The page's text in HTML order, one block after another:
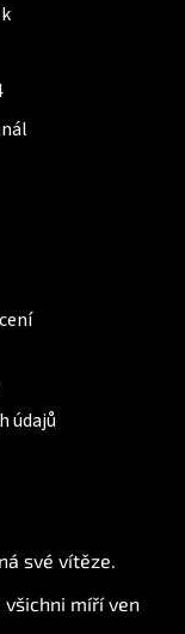
údajů
své vítěze.
míří ven